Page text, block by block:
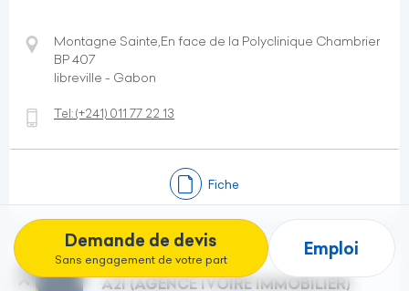
Demande de devis
Sans engagement de votre part
Emploi
Montagne Sainte,En face de la Polyclinique Chambrier
BP 407
libreville - Gabon
Tel:(+241) 011 77 22 13
Fiche
A2I (AGENCE IVOIRE IMMOBILIER)